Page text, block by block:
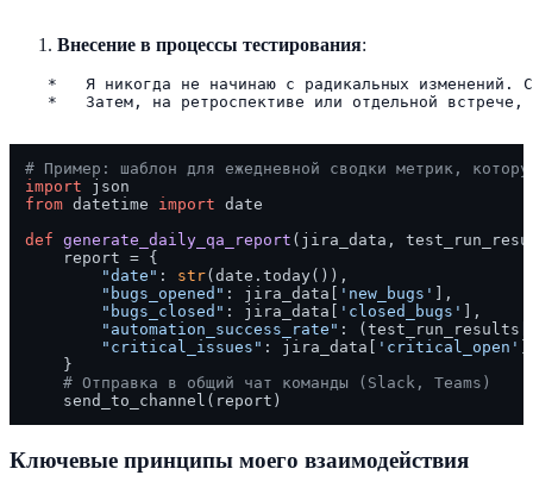
Внесение в процессы тестирования:
*   Я никогда не начинаю с радикальных изменений.
*   Затем, на ретроспективе или отдельной
# Пример: шаблон для ежедневной сводки метрик,
import
from datetime import date
def generate_daily_qa_report ( jira_data,
    report = {
"date" : str(date.today()),
"bugs_opened" : jira_data[ 'new_bugs'
],
"bugs_closed" : jira_data[ 'closed_bugs'
],
"automation_success_rate" : (test_run_results[
"critical_issues" : jira_data[ 'critical_open'
    }
# Отправка в общий чат команды (Slack, Teams)
Ключевые принципы моего взаимодействия